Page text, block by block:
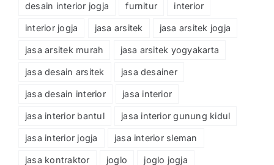
desain interior jogja furnitur interior
interior jogja jasa arsitek jasa arsitek jogja
jasa arsitek murah jasa arsitek yogyakarta
jasa desain arsitek jasa desainer
jasa desain interior jasa interior
jasa interior bantul jasa interior gunung kidul
jasa interior jogja jasa interior sleman
jasa kontraktor joglo joglo jogja